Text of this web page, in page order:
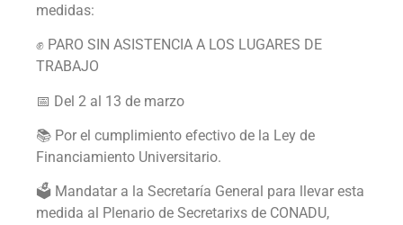
medidas:
✊ PARO SIN ASISTENCIA A LOS LUGARES DE
TRABAJO
📅 Del 2 al 13 de marzo
📚 Por el cumplimiento efectivo de la Ley de
Financiamiento Universitario.
🗳️ Mandatar a la Secretaría General para llevar esta
medida al Plenario de Secretarixs de CONADU,